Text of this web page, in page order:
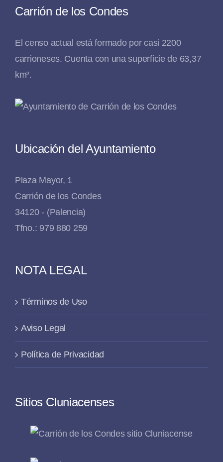
Carrión de los Condes
El censo actual está formado por casi 2200
carrioneses. Cuenta con una superficie de 63,37
km².
Ubicación del Ayuntamiento
Plaza Mayor, 1
Carrión de los Condes
34120 - (Palencia)
Tfno.: 979 880 259
NOTA LEGAL
Términos de Uso
Aviso Legal
Política de Privacidad
Sitios Cluniacenses